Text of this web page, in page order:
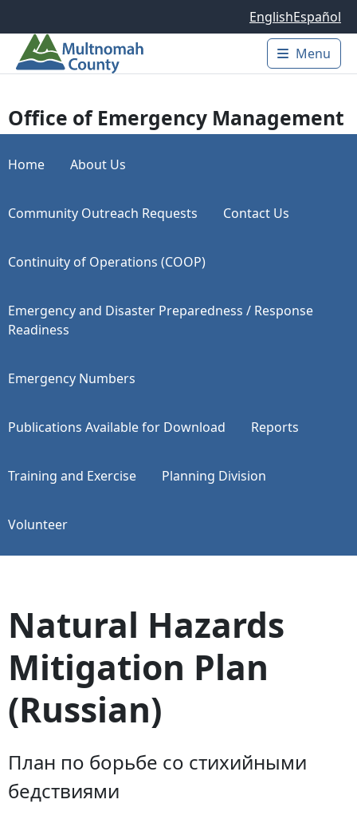
EnglishEspañol
Main
Menu
Office of Emergency Management
Home About Us
Community Outreach Requests Contact Us
Continuity of Operations (COOP)
Emergency and Disaster Preparedness / Response
Readiness
Emergency Numbers
Publications Available for Download Reports
Training and Exercise Planning Division
Volunteer
Natural Hazards
Mitigation Plan
(Russian)
План по борьбе со стихийными
бедствиями